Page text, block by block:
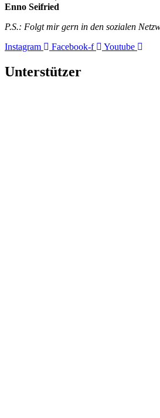
Enno Seifried
P.S.: Folgt mir gern in den sozialen
Instagram
Facebook-f Youtube
Unterstützer